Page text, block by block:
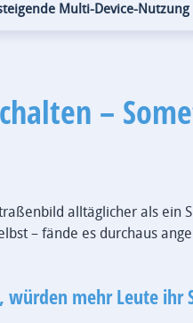
Multi-Device-Nutzung
–
alltäglicher als
– fände es durchaus
mehr Leute ihr